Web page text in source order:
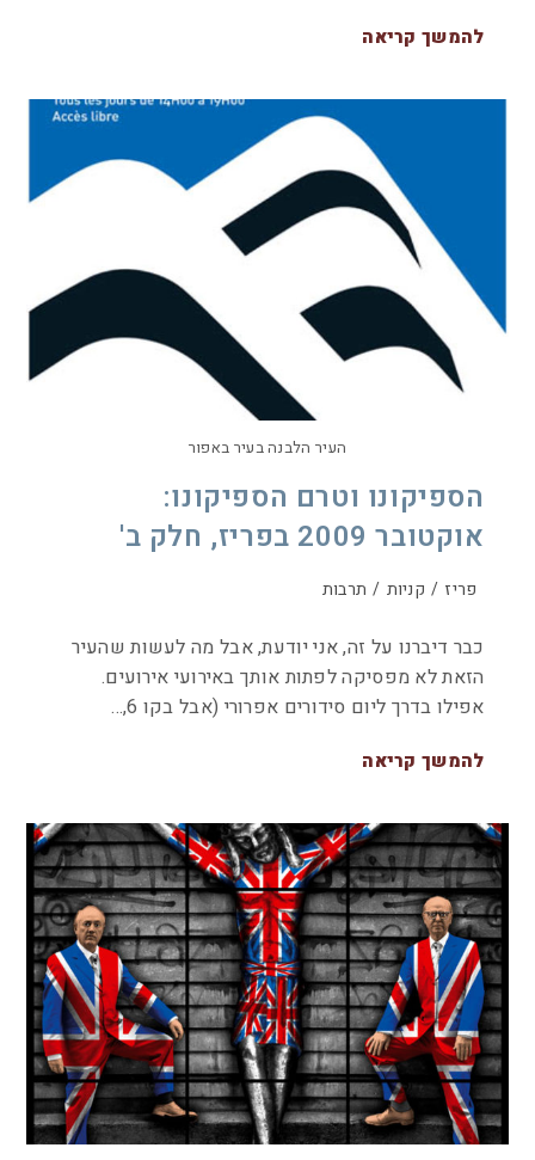
להמשך קריאה
העיר הלבנה בעיר באפור
הספיקונו וטרם הספיקונו:
אוקטובר 2009 בפריז, חלק ב'
פריז / קניות / תרבות
כבר דיברנו על זה, אני יודעת, אבל מה לעשות שהעיר
הזאת לא מפסיקה לפתות אותך באירועי אירועים.
אפילו בדרך ליום סידורים אפרורי (אבל בקו 6,…
להמשך קריאה